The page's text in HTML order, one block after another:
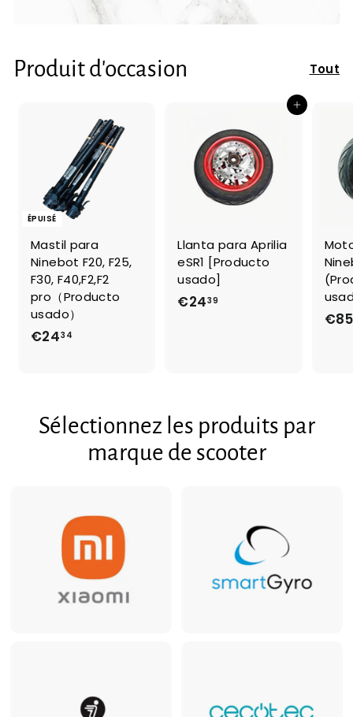
Produit d'occasion Tout
ÉPUISÉ
Mastil para
Ninebot F20, F25,
F30, F40,F2,F2
pro（Producto
usado）
€2434
4
Ajouter au panier
Llanta para Aprilia
eSR1 [Producto
usado]
€2439
€85
Sélectionnez les produits par
marque de scooter